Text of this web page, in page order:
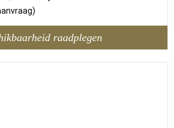
raadplegen